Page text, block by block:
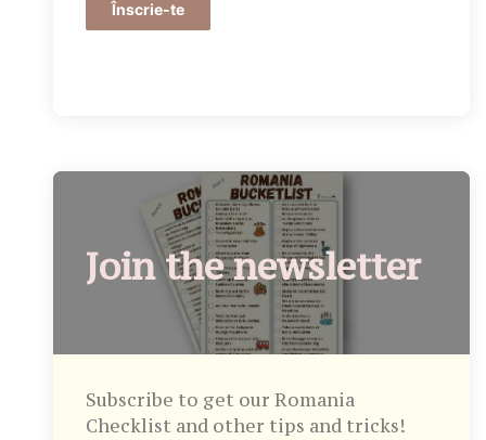
Înscrie-te
Join the newsletter
Subscribe to get our Romania
Checklist and other tips and tricks!